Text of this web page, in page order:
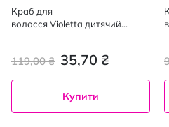
Краб для
волосся Violetta дитячий
35,70 ₴
119,00 ₴
Купити